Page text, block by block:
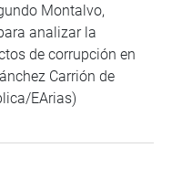
Montalvo,
analizar la
de corrupción en
Carrión de
EArias)